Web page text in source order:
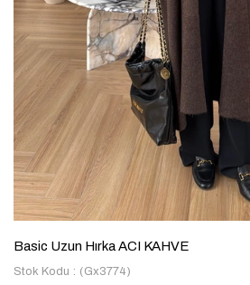
Basic Uzun Hırka ACI KAHVE
Stok Kodu (Gx3774)